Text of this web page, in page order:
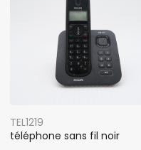
TEL1219
téléphone sans fil noir